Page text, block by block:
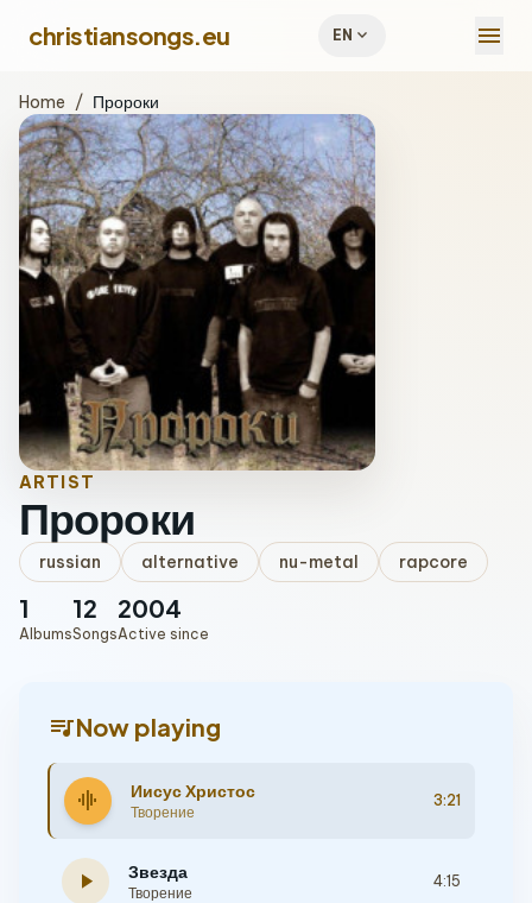
christiansongs.eu EN expand_more menu
Home / Пророки
ARTIST
Пророки
russian alternative nu-metal rapcore
1
Albums
12
Songs
2004
Active since
queue_musicNow playing
graphic_eq Иисус Христос
Творение
3:21
play_arrow Звезда
Творение
4:15